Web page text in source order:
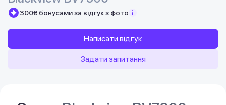
300₴ бонусами за відгук з фото
Написати відгук
Задати запитання